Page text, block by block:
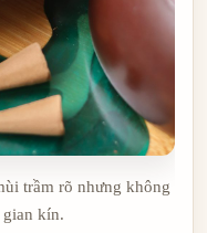
trầm rõ nhưng không
kín.